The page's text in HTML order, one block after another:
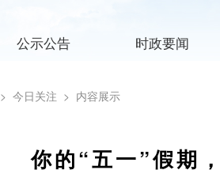
公示公告 时政要闻
> 今日关注 > 内容展示
你的“五一”假期